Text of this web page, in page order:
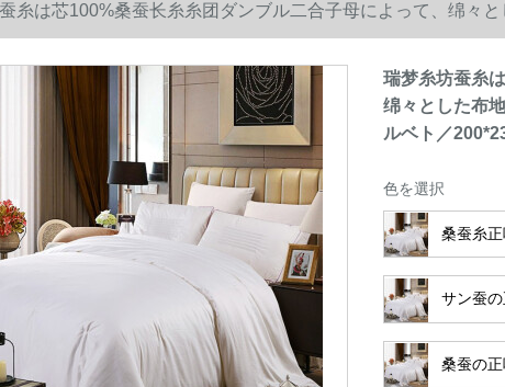
糸は芯100%桑蚕长糸糸团ダンブル二合子母によって、绵々
ト／200*230 cmである。
瑞梦糸坊蚕糸
绵々とした布
ルベト／
色を選択
桑蚕糸
サン蚕
桑蚕の正